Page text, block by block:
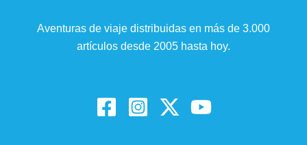
Aventuras de viaje distribuidas en más de 3.000
artículos desde 2005 hasta hoy.